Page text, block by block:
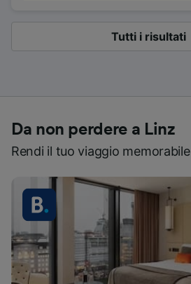
Tutti i risultati
Da non perdere a Linz
Rendi il tuo viaggio memorabile